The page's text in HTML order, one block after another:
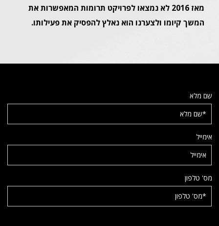
מאז 2016 לא נמצאו לפרויקט תרומות המאפשרות את
המשך קיומו ולצערנו הוא נאלץ להפסיק את פעילותו.
שם מלא
אימייל
מס' טלפון